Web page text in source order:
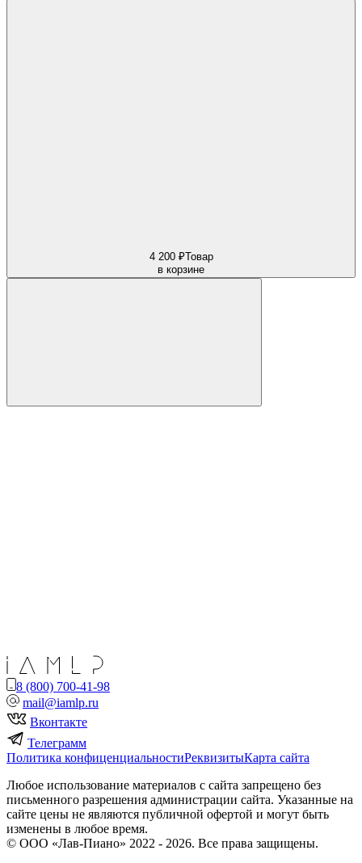
4 200 ₽Товар
в корзине
8 (800) 700-41-98
mail@iamlp.ru
Вконтакте
Телеграмм
Политика конфиценциальностиРеквизитыКарта сайта
Любое использование материалов с сайта запрещено без
письменного разрешения администрации сайта. Указанные на
сайте цены не являются публичной офертой и могут быть
изменены в любое время.
© ООО «Лав-Пиано» 2022 - 2026. Все права защищены.